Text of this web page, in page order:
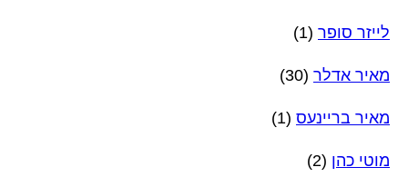
לייזר סופר (1)
מאיר אדלר (30)
מאיר בריינעס (1)
מוטי כהן (2)